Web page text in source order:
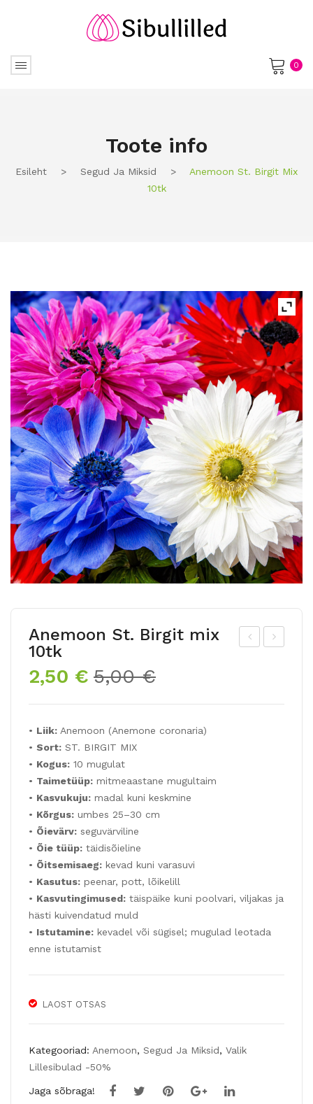
0
Toote info
Esileht > Segud Ja Miksid >
Anemoon St. Birgit Mix
10tk
Anemoon St. Birgit mix
10tk
5,00€Algne
5,00 €.
2,50 €
Praegune
2,50 €.
• Liik: Anemoon (Anemone coronaria)
• Sort: ST. BIRGIT MIX
• Kogus: 10 mugulat
• Taimetüüp: mitmeaastane mugultaim
• Kasvukuju: madal kuni keskmine
• Kõrgus: umbes 25–30 cm
• Õievärv: seguvärviline
• Õie tüüp: täidisõieline
• Õitsemisaeg: kevad kuni varasuvi
• Kasutus: peenar, pott, lõikelill
• Kasvutingimused: täispäike kuni poolvari, viljakas ja
hästi kuivendatud muld
• Istutamine: kevadel või sügisel; mugulad leotada
enne istutamist
LAOST OTSAS
Kategooriad: Anemoon, Segud Ja Miksid, Valik
Lillesibulad -50%
Jaga sõbraga!